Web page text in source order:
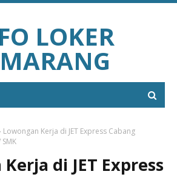
LOKER
Lowongan Kerja di JET Express Cabang
di JET Express